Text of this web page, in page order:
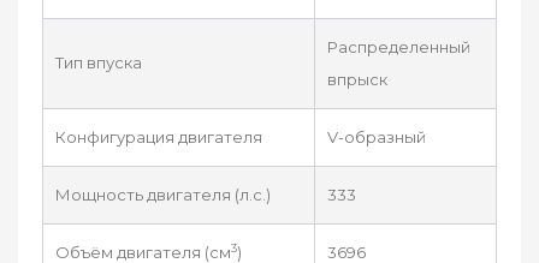
Тип впуска
Распределенный
впрыск
Конфигурация двигателя V-образный
Мощность двигателя (л.с.) 333
Объём двигателя (см3) 3696